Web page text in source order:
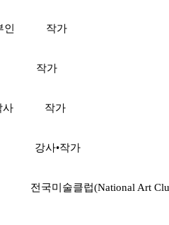
부인 작가
박사 작가
박사 작가
강사•작가
전국미술클럽(National Art Clu